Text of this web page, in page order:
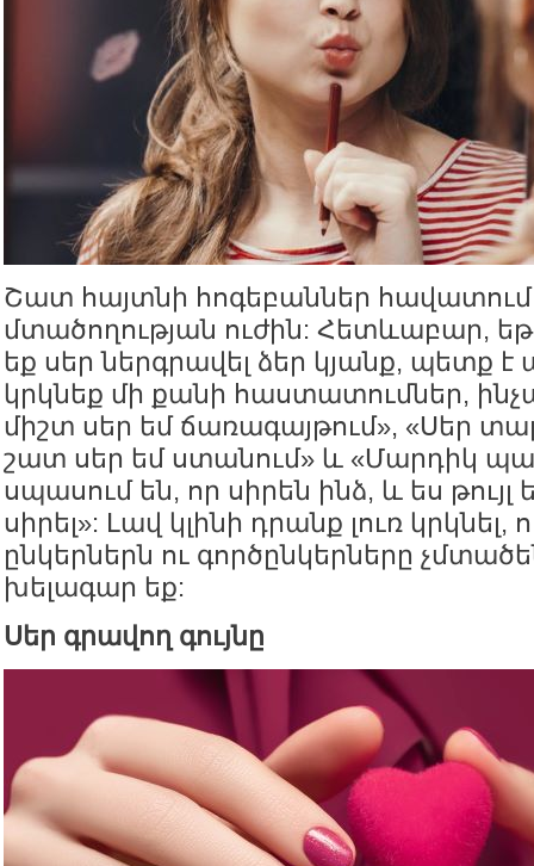
Շատ հայտնի հոգեբաններ
մտածողության ուժին: Հետևաբար,
եք սեր ներգրավել ձեր կյանք, պետք
կրկնեք մի քանի հաստատումներ,
միշտ սեր եմ ճառագայթում», «Սեր
շատ սեր եմ ստանում» և «Մարդիկ
սպասում են, որ սիրեն ինձ, և ես
սիրել»: Լավ կլինի դրանք լուռ կրկնել,
ընկերներն ու գործընկերները
խելագար եք:
Սեր գրավող գույնը